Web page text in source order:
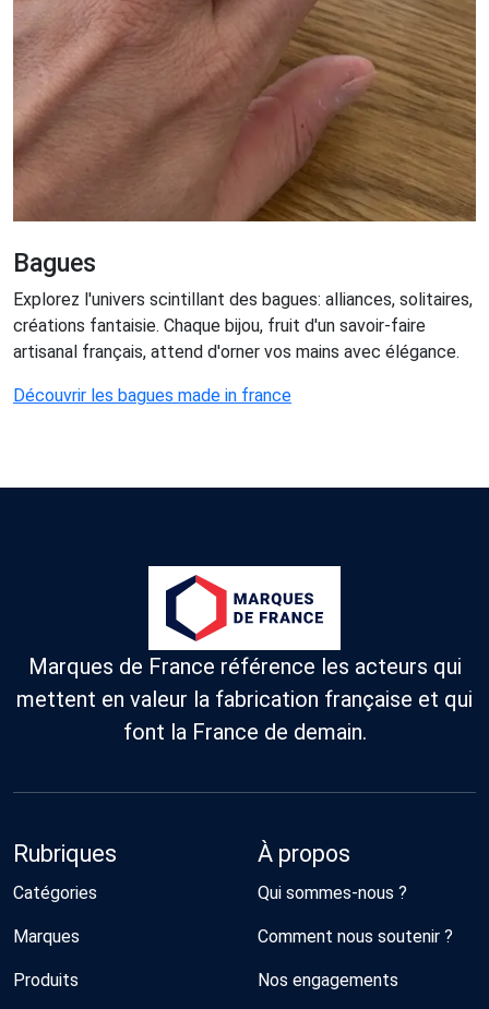
Bagues
Explorez l'univers scintillant des bagues: alliances, solitaires,
créations fantaisie. Chaque bijou, fruit d'un savoir-faire
artisanal français, attend d'orner vos mains avec élégance.
Découvrir les bagues made in france
Marques de France référence les acteurs qui
mettent en valeur la fabrication française et qui
font la France de demain.
Rubriques
Catégories
Marques
Produits
À propos
Qui sommes-nous ?
Comment nous soutenir ?
Nos engagements